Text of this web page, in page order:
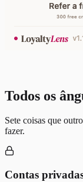
Todos os
Sete coisas que
fazer.
Contas